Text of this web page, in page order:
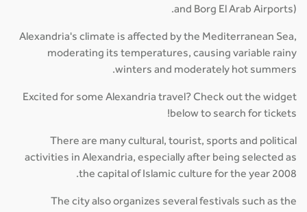
and Borg El Arab Airports).
Alexandria's climate is affected by the Mediterranean Sea,
moderating its temperatures, causing variable rainy
winters and moderately hot summers.
Excited for some Alexandria travel? Check out the widget
below to search for tickets!
There are many cultural, tourist, sports and political
activities in Alexandria, especially after being selected as
the capital of Islamic culture for the year 2008.
The city also organizes several festivals such as the